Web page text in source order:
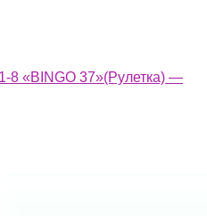
«BINGO 37»(Рулетка) —